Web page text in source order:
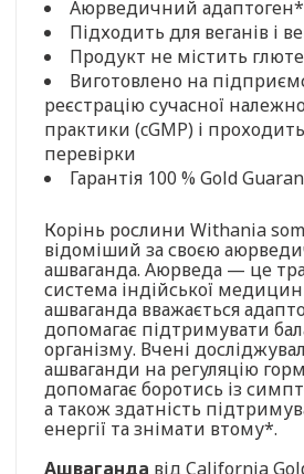
Аюрведичний адаптоген*
Підходить для веганів і
Продукт не містить
Виготовлено на
реєстрацію сучасної
практики (cGMP) і
перевірки
Гарантія 100 % Gold
Корінь рослини Withania
відоміший за своєю
ашваганда. Аюрведа — це
система індійської
ашваганда вважається
допомагає підтримувати
організму. Вчені
ашваганди на регуляцію
допомагає боротись із
а також здатність
енергії та знімати втому*.
Ашваганда від California